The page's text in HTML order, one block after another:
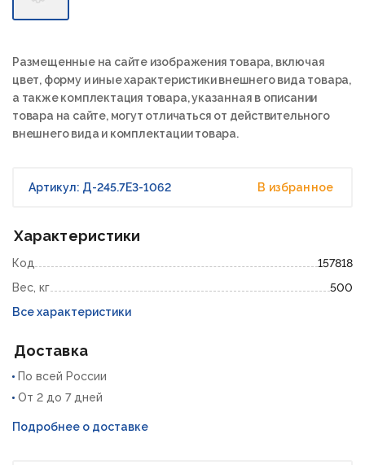
Размещенные на сайте изображения товара, включая
цвет, форму и иные характеристики внешнего вида товара,
а также комплектация товара, указанная в описании
товара на сайте, могут отличаться от действительного
внешнего вида и комплектации товара.
Артикул: Д-245.7Е3-1062 В избранное
Характеристики
Код
157818
Вес, кг
500
Все характеристики
Доставка
По всей России
От 2 до 7 дней
Подробнее о доставке